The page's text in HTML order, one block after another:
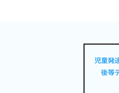
児童発
後等